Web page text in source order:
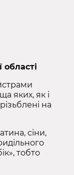
яких, як і
на
сіни,
тобто